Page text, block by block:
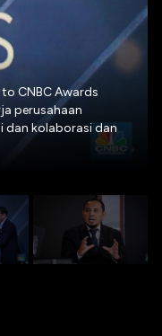
CNBC Awards
perusahaan
dan kolaborasi dan